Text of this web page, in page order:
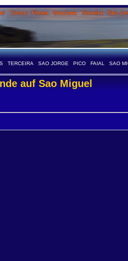
TERCEIRA SAO JORGE PICO FAIAL SAO
auf Sao Miguel